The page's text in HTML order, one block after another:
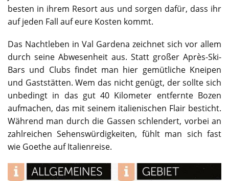
besten in ihrem Resort aus und sorgen dafür, dass ihr
auf jeden Fall auf eure Kosten kommt.
Das Nachtleben in Val Gardena zeichnet sich vor allem
durch seine Abwesenheit aus. Statt großer Après-Ski-
Bars und Clubs findet man hier gemütliche Kneipen
und Gaststätten. Wem das nicht genügt, der sollte sich
unbedingt in das gut 40 Kilometer entfernte Bozen
aufmachen, das mit seinem italienischen Flair besticht.
Während man durch die Gassen schlendert, vorbei an
zahlreichen Sehenswürdigkeiten, fühlt man sich fast
wie Goethe auf Italienreise.